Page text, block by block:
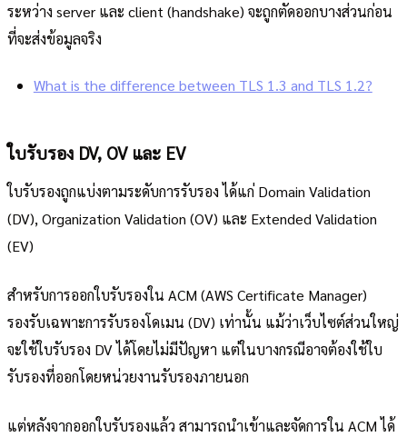
ระหว่าง server และ client (handshake) จะถูกตัดออกบางส่วนก่อน
ที่จะส่งข้อมูลจริง
What is the difference between TLS 1.3 and TLS 1.2?
ใบรับรอง DV, OV และ EV
ใบรับรองถูกแบ่งตามระดับการรับรอง ได้แก่ Domain Validation
(DV), Organization Validation (OV) และ Extended Validation
(EV)
สำหรับการออกใบรับรองใน ACM (AWS Certificate Manager)
รองรับเฉพาะการรับรองโดเมน (DV) เท่านั้น แม้ว่าเว็บไซต์ส่วนใหญ่
จะใช้ใบรับรอง DV ได้โดยไม่มีปัญหา แต่ในบางกรณีอาจต้องใช้ใบ
รับรองที่ออกโดยหน่วยงานรับรองภายนอก
แต่หลังจากออกใบรับรองแล้ว สามารถนำเข้าและจัดการใน ACM ได้